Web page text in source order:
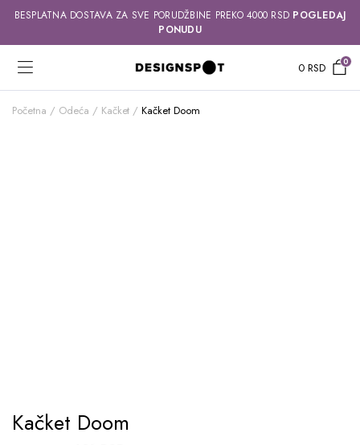
BESPLATNA DOSTAVA ZA SVE PORUDŽBINE PREKO 4000 RSD POGLEDAJ
PONUDU
0RSD 0
Početna Odeća Kačket Kačket Doom
Kačket Doom